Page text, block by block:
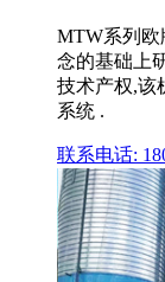
MTW系列欧
念的基础上
技术产权,该
系统 .
联系电话: